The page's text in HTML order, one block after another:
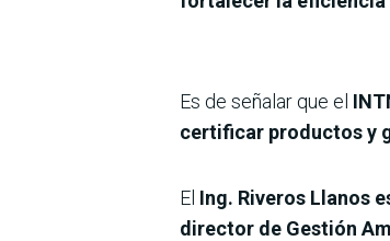
Es de señalar que el
certificar productos y
El Ing. Riveros Llanos
director de Gestión